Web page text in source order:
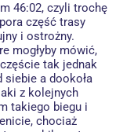
46:02, czyli trochę
część trasy
i ostrożny.
mogłyby mówić,
tak jednak
siebie a dookoła
z kolejnych
takiego biegu i
chociaż